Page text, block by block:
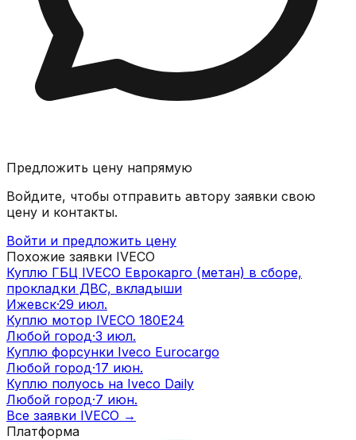
Предложить цену напрямую
Войдите, чтобы отправить автору заявки свою
цену и контакты.
Войти и предложить цену
Похожие заявки IVECO
Куплю ГБЦ IVECO Еврокарго (метан) в сборе,
прокладки ДВС, вкладыши
Ижевск·29 июл.
Куплю мотор IVECO 180E24
Любой город·3 июл.
Куплю форсунки Iveco Eurocargo
Любой город·17 июн.
Куплю полуось на Iveco Daily
Любой город·7 июн.
Все заявки IVECO →
Платформа